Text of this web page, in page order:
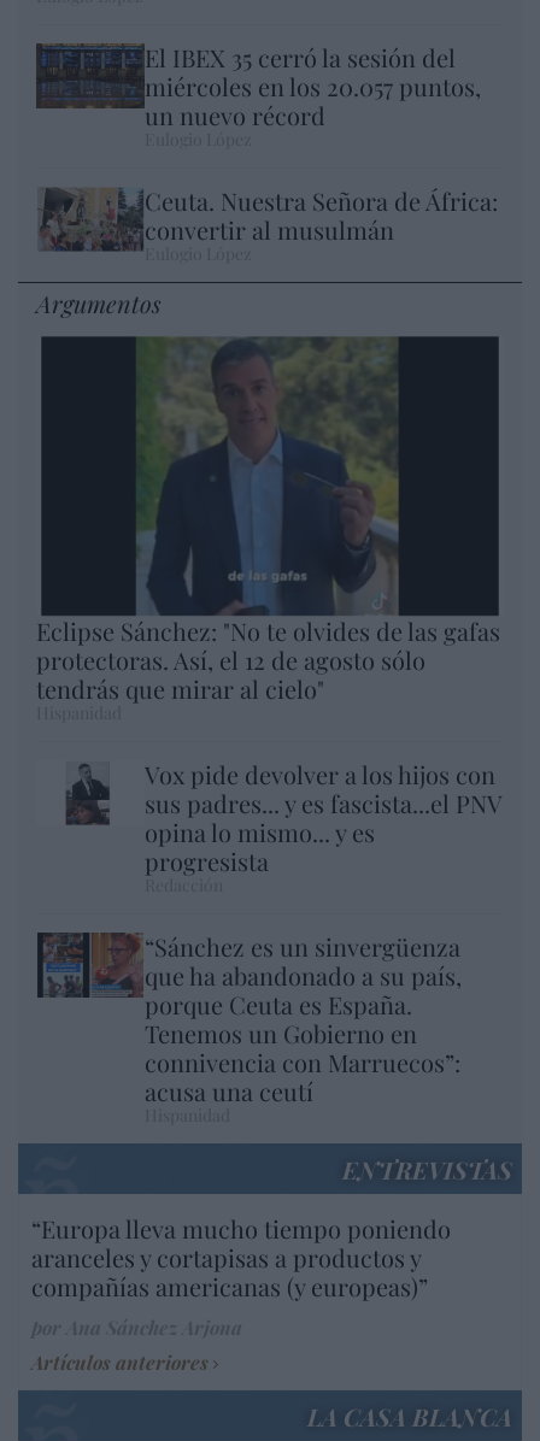
El IBEX 35 cerró la sesión del
miércoles en los 20.057 puntos,
un nuevo récord
Ceuta. Nuestra Señora de África:
convertir al musulmán
Argumentos
Eclipse Sánchez: "No te olvides de las gafas
protectoras. Así, el 12 de agosto sólo
tendrás que mirar al cielo"
Vox pide devolver a los hijos con
sus padres... y es fascista...el PNV
opina lo mismo... y es
progresista
“Sánchez es un sinvergüenza
que ha abandonado a su país,
porque Ceuta es España.
Tenemos un Gobierno en
connivencia con Marruecos”:
acusa una ceutí
ENTREVISTAS
“Europa lleva mucho tiempo poniendo
aranceles y cortapisas a productos y
compañías americanas (y europeas)”
Artículos anteriores
LA CASA BLANCA